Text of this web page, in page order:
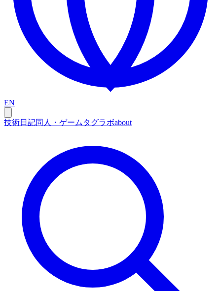
EN
技術日記同人・ゲーム タグラボabout